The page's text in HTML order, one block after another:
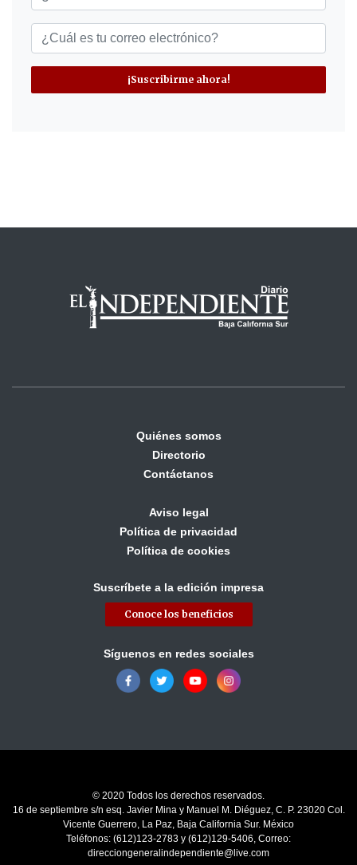
¡Suscribirme ahora!
Quiénes somos
Directorio
Contáctanos
Aviso legal
Política de privacidad
Política de cookies
Suscríbete a la edición impresa
Conoce los beneficios
Síguenos en redes sociales
© 2020 Todos los derechos reservados.
16 de septiembre s/n esq. Javier Mina y Manuel M. Diéguez, C. P. 23020 Col.
Vicente Guerrero, La Paz, Baja California Sur. México
Teléfonos: (612)123-2783 y (612)129-5406, Correo:
direcciongeneralindependiente@live.com